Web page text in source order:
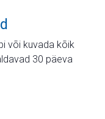
või kuvada kõik
30 päeva